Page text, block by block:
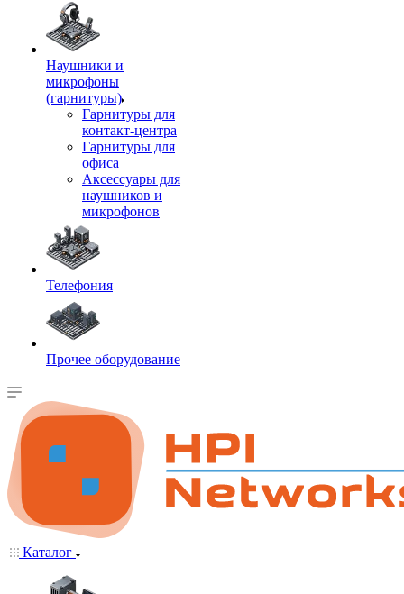
Наушники и
микрофоны
(гарнитуры)
Гарнитуры для
контакт-центра
Гарнитуры для
офиса
Аксессуары для
наушников и
микрофонов
Телефония
Прочее оборудование
Каталог